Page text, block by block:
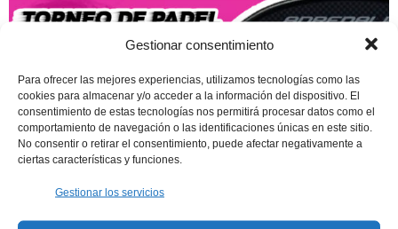
Gestionar consentimiento
Para ofrecer las mejores experiencias, utilizamos tecnologías como las
cookies para almacenar y/o acceder a la información del dispositivo. El
consentimiento de estas tecnologías nos permitirá procesar datos como el
comportamiento de navegación o las identificaciones únicas en este sitio.
No consentir o retirar el consentimiento, puede afectar negativamente a
ciertas características y funciones.
Gestionar los servicios